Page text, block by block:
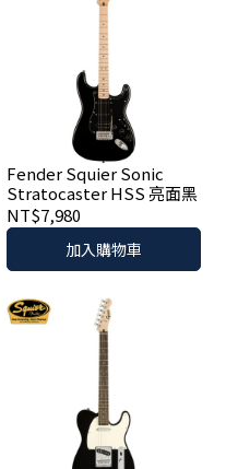
Fender Squier Sonic
Stratocaster HSS 亮面黑
NT$7,980
加入購物車